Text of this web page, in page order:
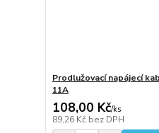
Prodlužovací napájecí
11A
108,00 Kč/ks
89,26 Kč bez DPH